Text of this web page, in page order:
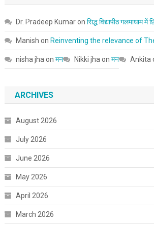
Dr. Pradeep Kumaron सिद्ध विद्यापीठ गलमाधाम
Manish on Reinventing the relevance of
nisha jha on मन Nikki jha on मन Ankita
ARCHIVES
August 2026
July 2026
June 2026
May 2026
April 2026
March 2026